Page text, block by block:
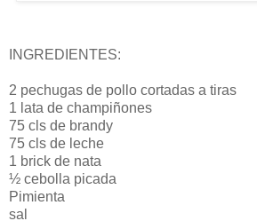
INGREDIENTES:
2 pechugas de pollo cortadas a tiras
1 lata de champiñones
75 cls de brandy
75 cls de leche
1 brick de nata
½ cebolla picada
Pimienta
sal